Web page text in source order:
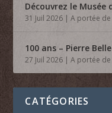
Découvrez le Musée
31 Juil 2026 |A portée
100 ans – Pierre
27 Juil 2026 |A portée
CATÉGORIES